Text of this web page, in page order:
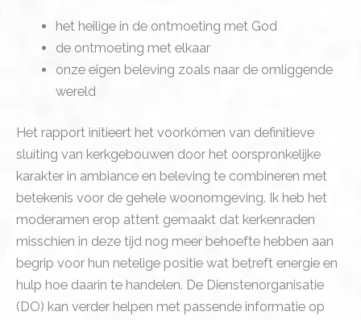
het heilige in de ontmoeting met God
de ontmoeting met elkaar
onze eigen beleving zoals naar de omliggende
wereld
Het rapport initieert het voorkómen van definitieve
sluiting van kerkgebouwen door het oorspronkelijke
karakter in ambiance en beleving te combineren met
betekenis voor de gehele woonomgeving. Ik heb het
moderamen erop attent gemaakt dat kerkenraden
misschien in deze tijd nog meer behoefte hebben aan
begrip voor hun netelige positie wat betreft energie en
hulp hoe daarin te handelen. De Dienstenorganisatie
(DO) kan verder helpen met passende informatie op